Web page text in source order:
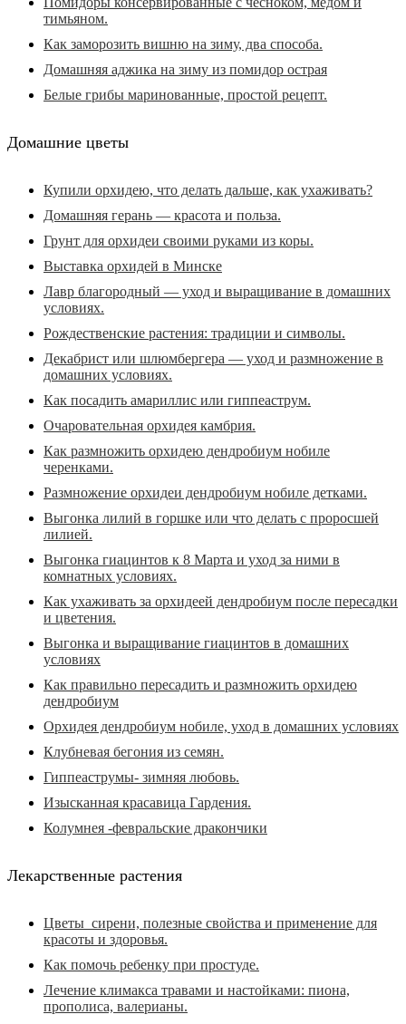
тимьяном.
Как заморозить вишню на зиму, два способа.
Домашняя аджика на зиму из помидор острая
Белые грибы маринованные, простой рецепт.
Домашние цветы
Купили орхидею, что делать дальше, как ухаживать?
Домашняя герань — красота и польза.
Грунт для орхидеи своими руками из коры.
Выставка орхидей в Минске
Лавр благородный — уход и выращивание в домашних
условиях.
Рождественские растения: традиции и символы.
Декабрист или шлюмбергера — уход и размножение в
домашних условиях.
Как посадить амариллис или гиппеаструм.
Очаровательная орхидея камбрия.
Как размножить орхидею дендробиум нобиле
черенками.
Размножение орхидеи дендробиум нобиле детками.
Выгонка лилий в горшке или что делать с проросшей
лилией.
Выгонка гиацинтов к 8 Марта и уход за ними в
комнатных условиях.
Как ухаживать за орхидеей дендробиум после пересадки
и цветения.
Выгонка и выращивание гиацинтов в домашних
условиях
Как правильно пересадить и размножить орхидею
дендробиум
Орхидея дендробиум нобиле, уход в домашних условиях
Клубневая бегония из семян.
Гиппеаструмы- зимняя любовь.
Изысканная красавица Гардения.
Колумнея -февральские дракончики
Лекарственные растения
Цветы сирени, полезные свойства и применение для
красоты и здоровья.
Как помочь ребенку при простуде.
Лечение климакса травами и настойками: пиона,
прополиса, валерианы.